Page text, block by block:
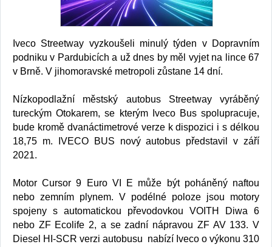
Iveco Streetway vyzkoušeli minulý týden v Dopravním
podniku v Pardubicích a už dnes by měl vyjet na lince 67
v Brně. V jihomoravské metropoli zůstane 14 dní.
Nízkopodlažní městský autobus Streetway vyráběný
tureckým Otokarem, se kterým Iveco Bus spolupracuje,
bude kromě dvanáctimetrové verze k dispozici i s délkou
18,75 m. IVECO BUS nový autobus představil v září
2021.
Motor Cursor 9 Euro VI E může být poháněný naftou
nebo zemním plynem. V podélné poloze jsou motory
spojeny s automatickou převodovkou VOITH Diwa 6
nebo ZF Ecolife 2, a se zadní nápravou ZF AV 133. V
Diesel HI-SCR verzi autobusu nabízí Iveco o výkonu 310